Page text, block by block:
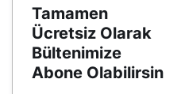
Tamamen
Ücretsiz Olarak
Bültenimize
Abone Olabilirsin